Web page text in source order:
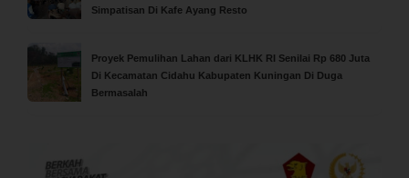
Simpatisan Di Kafe Ayang Resto
Proyek Pemulihan Lahan dari KLHK RI Senilai Rp 680 Juta
Di Kecamatan Cidahu Kabupaten Kuningan Di Duga
Bermasalah